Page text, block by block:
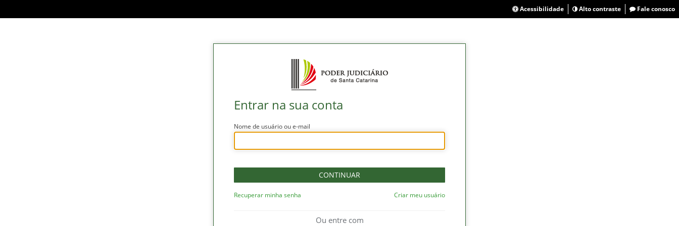
Acessibilidade Alto contraste Fale conosco
Entrar na sua conta
Nome de usuário ou e-mail
Recuperar minha senha Criar meu usuário
Ou entre com